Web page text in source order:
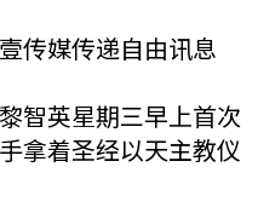
传媒传递自由讯息
智英星期三早上首次
拿着圣经以天主教仪